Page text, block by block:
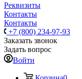
Реквизиты
Контакты
Контакты
+7 (800) 234-97-93
Заказать звонок
Задать вопрос
Войти